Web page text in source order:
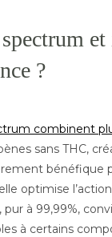
?
combinent
sans THC,
bénéfique
optimise
pur à 99,99%,
à certains